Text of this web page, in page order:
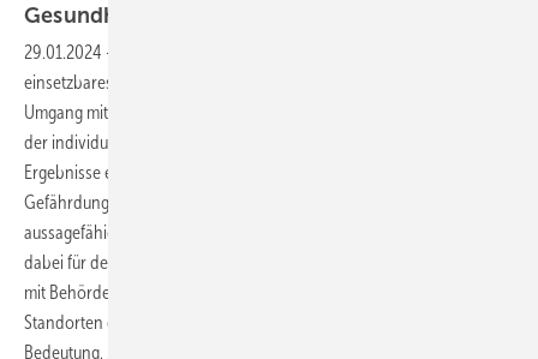
Gesundheitsschutz
29.01.2024 -
einsetzbares Instrument der arbeitsmedizinischen Vorsorge beim
Umgang mit Gefahrstoffen. Neben der Abschätzung und Bewertung
der individuellen Belastung stellen systematisch aufbereitete
Ergebnisse einen erheblichen Mehrwert für die betriebliche
Gefährdungsbeurteilung dar. Praxisorientierte Konzepte für
aussagefähige HBM-Programme und deren Kommunikation sind
dabei für den Arbeits- und Gesundheitsschutz vor Ort, den Austausch
mit Behörden und die Akzeptanz an in- und ausländischen
Standorten der chemischen Industrie von entscheidender
Bedeutung. Michael